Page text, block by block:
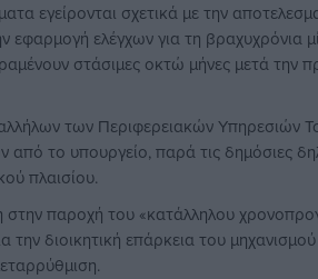
εγείρονται σχετικά με την
εφαρμογή ελέγχων για τη βραχυχρόνια
στάσιμες οκτώ μήνες μετά την
των Περιφερειακών Υπηρεσιών
από το υπουργείο, παρά τις δημόσιες
πλαισίου.
παροχή του «κατάλληλου
την διοικητική επάρκεια του